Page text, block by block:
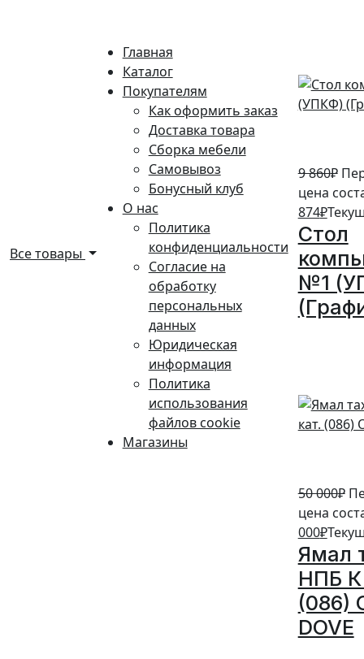
Все товары
Главная
Каталог
Покупателям
Как оформить заказ
Доставка товара
Сборка мебели
Самовывоз
Бонусный клуб
О нас
Политика
конфиденциальности
Согласие на
обработку
персональных
данных
Юридическая
информация
Политика
использования
файлов cookie
Магазины
9 860₽
цена
874₽
Стол
№1
50 000₽
цена
000₽
Ямал
НПБ К
(086)
DOVE